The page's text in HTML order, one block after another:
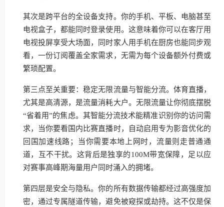
其次是跨平台的全设备支持。你的手机、平板、电脑甚至
电视盒子，都能同时登录使用。这意味着你可以在客厅用
电视投屏享受大场面，同时家人用手机在厨房也能同步观
看，一份订阅覆盖全家需求，无需为每个设备额外付费或
繁琐配置。
第三点至关重要：稳定无限流量与智能分流。体育直播，
尤其是高清源，是流量消耗大户。无限流量让你彻底摆脱
“省着用”的焦虑。其智能分流技术能精准识别你的访问需
求，当你要看国内比赛直播时，自动启用专为影音优化的
回国加速线路；当你需要本地上网时，流量则走普通通
道，互不干扰。这背后是独享的100M带宽保障，足以应
对赛事高峰期海量用户同时涌入的拥堵。
第四层是安全与隐私。你的所有数据传输都经过高强度加
密，通过专属隧道传输，避免被窥探或劫持。这不仅是保